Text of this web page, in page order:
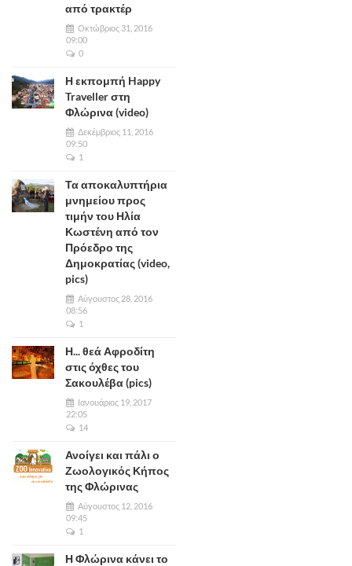
από τρακτέρ
Οκτώβριος 31, 2016
09:00
0
Η εκπομπή Happy
Traveller στη
Φλώρινα (video)
Δεκέμβριος 11, 2016
09:50
1
Τα αποκαλυπτήρια
μνημείου προς
τιμήν του Ηλία
Κωστένη από τον
Πρόεδρο της
Δημοκρατίας (video,
pics)
Αύγουστος 28, 2016
08:56
1
Η... θεά Αφροδίτη
στις όχθες του
Σακουλέβα (pics)
Ιανουάριος 19, 2017
22:05
14
Ανοίγει και πάλι ο
Ζωολογικός Κήπος
της Φλώρινας
Αύγουστος 12, 2016
09:45
1
Η Φλώρινα κάνει το